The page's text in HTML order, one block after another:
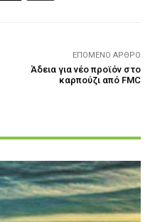
ΕΠΌΜΕΝΟ ΆΡΘΡΟ
Άδεια για νέο προϊόν στο
καρπούζι από FMC